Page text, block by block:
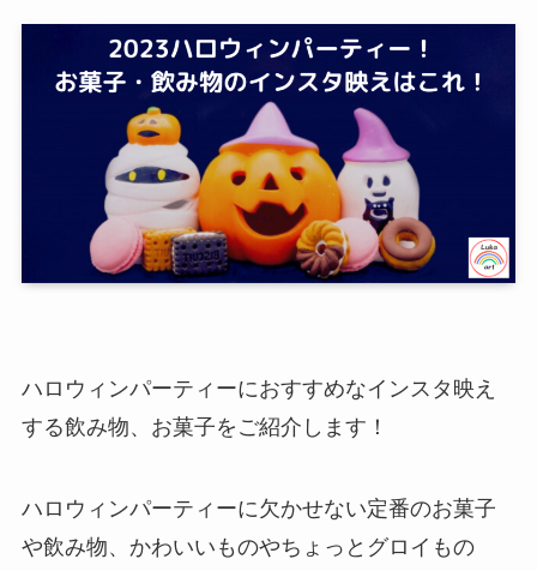
ハロウィンパーティーにおすすめなインスタ映え
する飲み物、お菓子をご紹介します！
ハロウィンパーティーに欠かせない定番のお菓子
や飲み物、かわいいものやちょっとグロイもの